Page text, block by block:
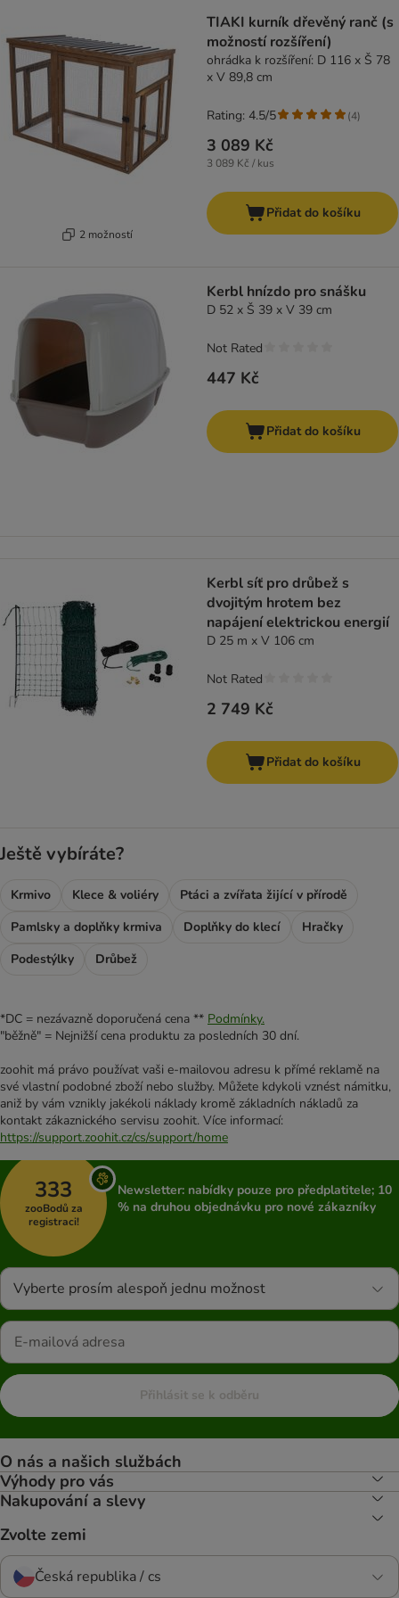
2 možností
TIAKI kurník dřevěný ranč (s
možností rozšíření)
ohrádka k rozšíření: D 116 x Š 78
x V 89,8 cm
3 089 Kč
3 089 Kč / kus
Rating: 4.5/5 (4)
Přidat do košíku
Kerbl hnízdo pro snášku
D 52 x Š 39 x V 39 cm
447 Kč
Not Rated
Přidat do košíku
Kerbl síť pro drůbež s
dvojitým hrotem bez
napájení elektrickou energií
D 25 m x V 106 cm
2 749 Kč
Not Rated
Přidat do košíku
Ještě vybíráte?
Krmivo Klece & voliéry
Ptáci a zvířata žijící v přírodě
Pamlsky a doplňky krmiva
Doplňky do klecí
Hračky
Podestýlky
Drůbež
*DC = nezávazně doporučená cena ** Podmínky.
"běžně" = Nejnižší cena produktu za posledních 30 dní.
zoohit má právo používat vaši e-mailovou adresu k přímé reklamě na
své vlastní podobné zboží nebo služby. Můžete kdykoli vznést námitku,
aniž by vám vznikly jakékoli náklady kromě základních nákladů za
kontakt zákaznického servisu zoohit. Více informací:
https://support.zoohit.cz/cs/support/home
333
zooBodů za
registraci!
Newsletter: nabídky pouze pro předplatitele; 10
% na druhou objednávku pro nové zákazníky
Vyberte prosím alespoň jednu možnost
Přihlásit se k odběru
O nás a našich službách
Výhody pro vás
Nakupování a slevy
Zvolte zemi
Česká republika / cs